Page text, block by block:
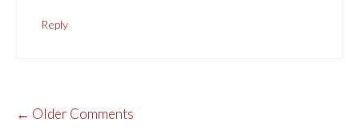
Reply
COMMENT
← Older Comments